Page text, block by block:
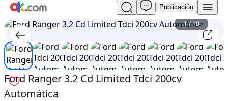
Usado
Ford
Ranger
3.2
Cd
Limited
Tdci
200cv
Automática
Publicación
1/10
Ford Ranger 3.2 Cd Limited Tdci 200cv
Automática